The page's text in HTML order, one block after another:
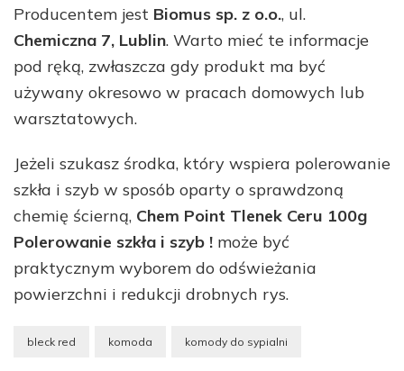
Producentem jest Biomus sp. z o.o., ul.
Chemiczna 7, Lublin. Warto mieć te informacje
pod ręką, zwłaszcza gdy produkt ma być
używany okresowo w pracach domowych lub
warsztatowych.
Jeżeli szukasz środka, który wspiera polerowanie
szkła i szyb w sposób oparty o sprawdzoną
chemię ścierną, Chem Point Tlenek Ceru 100g
Polerowanie szkła i szyb ! może być
praktycznym wyborem do odświeżania
powierzchni i redukcji drobnych rys.
bleck red komoda komody do sypialni